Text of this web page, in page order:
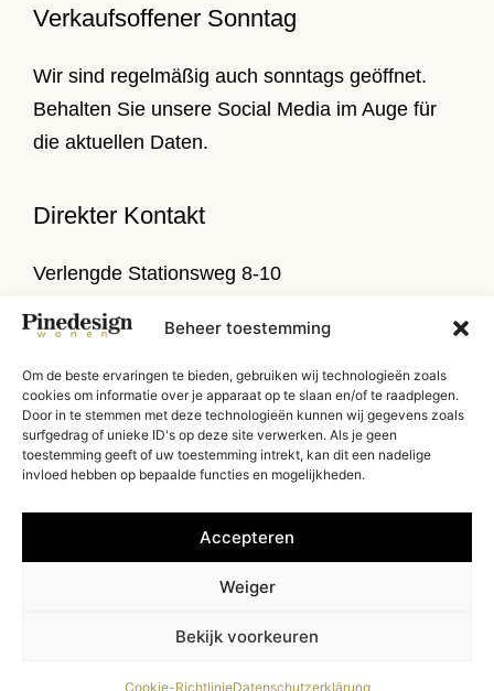
Beheer toestemming
Om de beste ervaringen te bieden, gebruiken wij technologieën zoals
cookies om informatie over je apparaat op te slaan en/of te raadplegen.
Door in te stemmen met deze technologieën kunnen wij gegevens zoals
surfgedrag of unieke ID's op deze site verwerken. Als je geen
toestemming geeft of uw toestemming intrekt, kan dit een nadelige
invloed hebben op bepaalde functies en mogelijkheden.
Accepteren
Weiger
Bekijk voorkeuren
Cookie-RichtlinieDatenschutzerklärung
Verkaufsoffener Sonntag
Wir sind regelmäßig auch sonntags geöffnet.
Behalten Sie unsere Social Media im Auge für
die aktuellen Daten.
Direkter Kontakt
Verlengde Stationsweg 8-10
Einfo@pinedesign.nl
Routenbeschreibung
Copyright Pinedesign 2026 | Website von: